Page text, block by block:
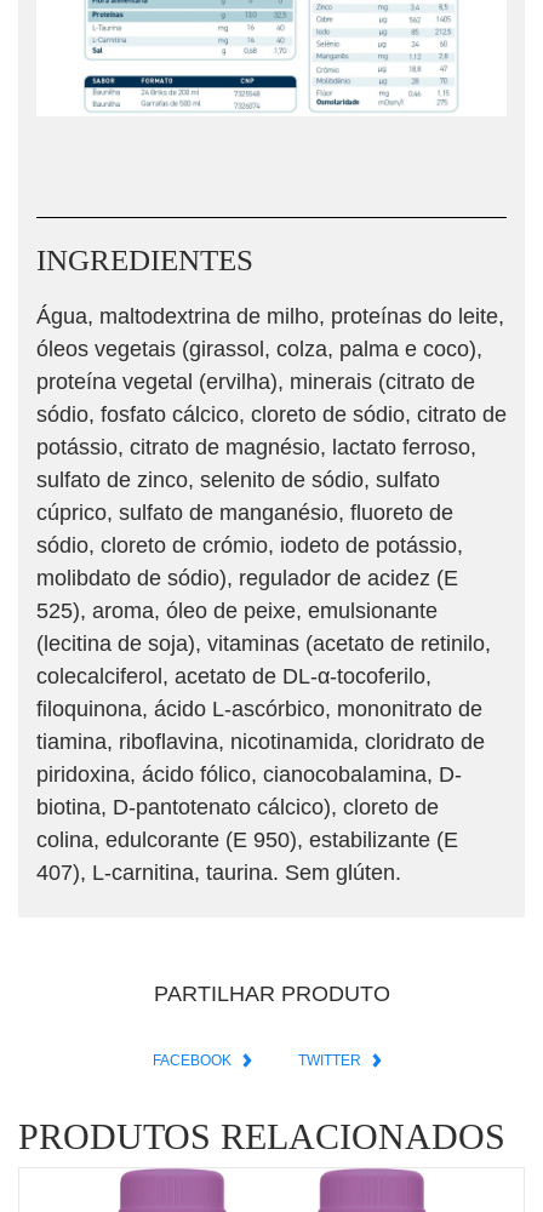
INGREDIENTES
Água, maltodextrina de milho, proteínas do leite,
óleos vegetais (girassol, colza, palma e coco),
proteína vegetal (ervilha), minerais (citrato de
sódio, fosfato cálcico, cloreto de sódio, citrato de
potássio, citrato de magnésio, lactato ferroso,
sulfato de zinco, selenito de sódio, sulfato
cúprico, sulfato de manganésio, fluoreto de
sódio, cloreto de crómio, iodeto de potássio,
molibdato de sódio), regulador de acidez (E
525), aroma, óleo de peixe, emulsionante
(lecitina de soja), vitaminas (acetato de retinilo,
colecalciferol, acetato de DL-α-tocoferilo,
filoquinona, ácido L-ascórbico, mononitrato de
tiamina, riboflavina, nicotinamida, cloridrato de
piridoxina, ácido fólico, cianocobalamina, D-
biotina, D-pantotenato cálcico), cloreto de
colina, edulcorante (E 950), estabilizante (E
407), L-carnitina, taurina. Sem glúten.
PARTILHAR PRODUTO
FACEBOOK TWITTER
PRODUTOS RELACIONADOS